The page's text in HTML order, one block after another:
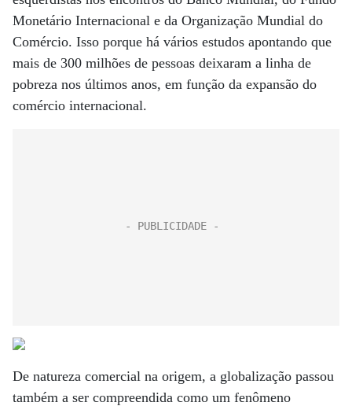
Monetário Internacional e da Organização Mundial do
Comércio. Isso porque há vários estudos apontando que
mais de 300 milhões de pessoas deixaram a linha de
pobreza nos últimos anos, em função da expansão do
comércio internacional.
De natureza comercial na origem, a globalização passou
também a ser compreendida como um fenômeno